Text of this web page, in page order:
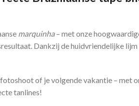
marquinha– met onze
Dankzij de huidvriendelijke
of je volgende vakantie – met
tanlines!